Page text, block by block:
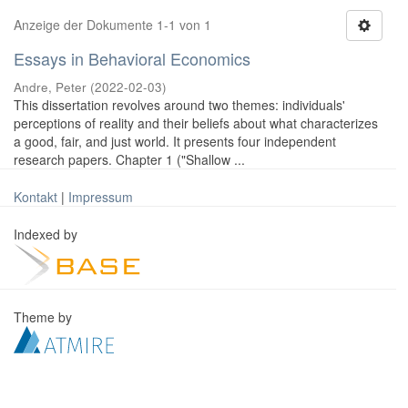
Anzeige der Dokumente 1-1 von 1
Essays in Behavioral Economics
Andre, Peter (2022-02-03)
This dissertation revolves around two themes: individuals'
perceptions of reality and their beliefs about what characterizes
a good, fair, and just world. It presents four independent
research papers. Chapter 1 ("Shallow ...
Kontakt | Impressum
Indexed by
Theme by